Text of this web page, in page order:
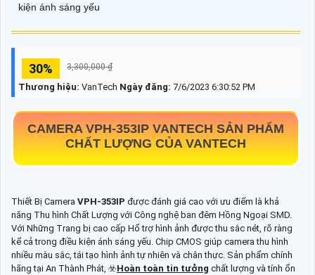
kiện ánh sáng yếu
30% 3,300,000 ₫
Thương hiệu: VanTech Ngày đăng: 7/6/2023 6:30:52 PM
CAMERA VPH-353IP VANTECH SẢN PHẨM
CHẤT LƯỢNG CỦA VANTECH
Thiết Bị Camera VPH-353IP được đánh giá cao với ưu điểm là khả
năng Thu hình Chất Lượng với Công nghệ ban đêm Hồng Ngoại SMD.
Với Những Trang bị cao cấp Hổ trợ hình ảnh được thu sắc nét, rõ ràng
kể cả trong điều kiện ánh sáng yếu. Chip CMOS giúp camera thu hình
nhiều màu sắc, tái tạo hình ảnh tự nhiên và chân thực. Sản phẩm chính
hãng tại An Thành Phát, ☣️Hoàn toàn tin tưởng chất lượng và tính ổn